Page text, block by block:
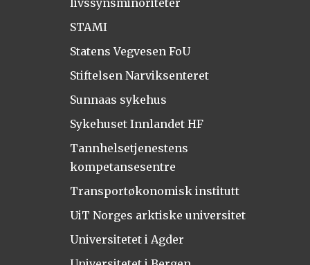
livssynsminoriteter
STAMI
Statens Vegvesen FoU
Stiftelsen Narviksenteret
Sunnaas sykehus
Sykehuset Innlandet HF
Tannhelsetjenestens
kompetansesentre
Transportøkonomisk institutt
UiT Norges arktiske universitet
Universitetet i Agder